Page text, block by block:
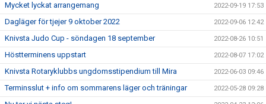
Mycket lyckat arrangemang 2022-09-19 17:53
Dagläger för tjejer 9 oktober 2022 2022-09-06 12:42
Knivsta Judo Cup - söndagen 18 september 2022-08-26 10:51
Höstterminens uppstart 2022-08-07 17:02
Knivsta Rotaryklubbs ungdomsstipendium till Mira 2022-06-03 09:46
Terminsslut + info om sommarens läger och träningar 2022-05-28 09:28